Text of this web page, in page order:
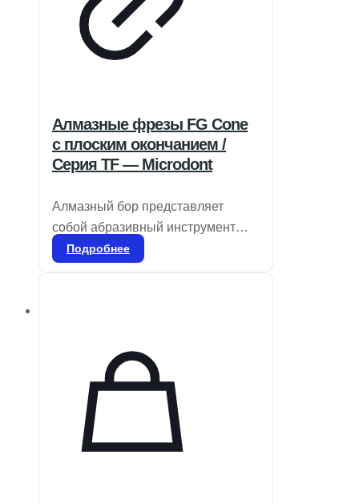
Алмазные фрезы FG Cone
с плоским окончанием /
Серия TF — Microdont
Алмазный бор представляет
собой абразивный инструмент
для стоматологического
коррекции частей протезов, таких
как композиты, фарфор или
металл. Он доступен в различных
размерах зерна, соответствующих
специфическим процедурам.
Подробнее